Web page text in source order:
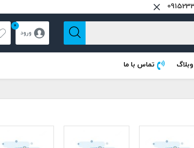
ورود
0
وبلاگ تماس با ما